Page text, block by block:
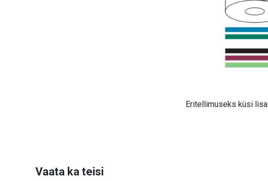
Eritellimuseks küsi lisa
Vaata ka teisi